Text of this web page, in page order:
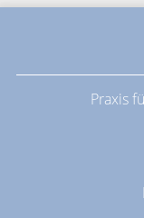
Praxis